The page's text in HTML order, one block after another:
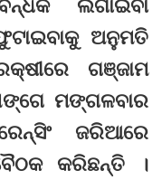
ଅନୁମତି
ଗଞ୍ଜାମ
ମଙ୍ଗଳବାର
ଜରିଆରେ
କରିଛନ୍ତି ।